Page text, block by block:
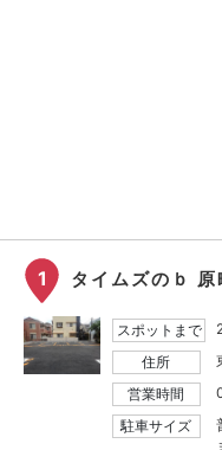
1 タイムズのｂ
スポットまで
住所
営業時間
駐車サイズ